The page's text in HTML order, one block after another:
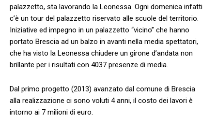
palazzetto, sta lavorando la Leonessa. Ogni domenica infatti
c’è un tour del palazzetto riservato alle scuole del territorio.
Iniziative ed impegno in un palazzetto “vicino” che hanno
portato Brescia ad un balzo in avanti nella media spettatori,
che ha visto la Leonessa chiudere un girone d’andata non
brillante per i risultati con 4037 presenze di media.
Dal primo progetto (2013) avanzato dal comune di Brescia
alla realizzazione ci sono voluti 4 anni, il costo dei lavori è
intorno ai 7 milioni di euro.